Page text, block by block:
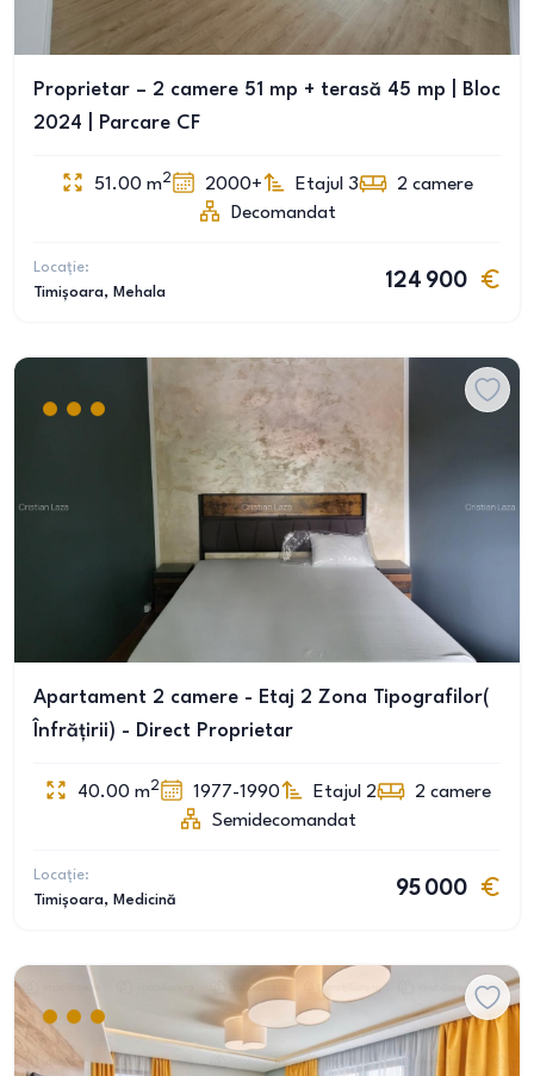
Proprietar – 2 camere 51 mp + terasă 45 mp | Bloc
2024 | Parcare CF
51.00 m2 2000+ Etajul 3 2 camere
Decomandat
Locație:
Timișoara, Mehala
124 900
Apartament 2 camere - Etaj 2 Zona Tipografilor(
Înfrățirii) - Direct Proprietar
40.00 m2 1977-1990 Etajul 2 2 camere
Semidecomandat
Locație:
Timișoara, Medicină
95 000